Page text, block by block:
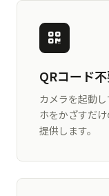
QRコード
カメラを起動
ホをかざすだ
提供します。